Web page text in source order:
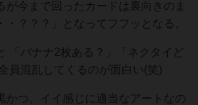
が今まで回ったカードは裏向きのま
・？？？」となってフフッとなる。
「バナナ2枚ある？」「ネクタイど
員混乱してくるのが面白い(笑)
かつ、イイ感じに適当なアートなの